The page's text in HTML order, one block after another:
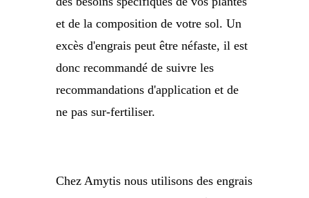
et de la composition de votre sol. Un
excès d'engrais peut être néfaste, il est
donc recommandé de suivre les
recommandations d'application et de
ne pas sur-fertiliser.
Chez Amytis nous utilisons des engrais